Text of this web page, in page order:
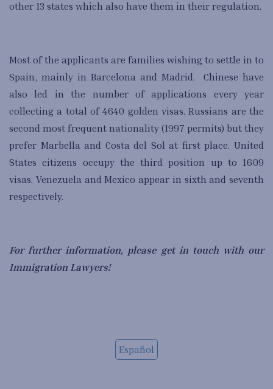
other 13 states which also have them in their regulation.
Most of the applicants are families wishing to settle in to
Spain, mainly in Barcelona and Madrid. Chinese have
also led in the number of applications every year
collecting a total of 4640 golden visas. Russians are the
second most frequent nationality (1997 permits) but they
prefer Marbella and Costa del Sol at first place. United
States citizens occupy the third position up to 1609
visas. Venezuela and Mexico appear in sixth and seventh
respectively.
For furtherinformation, please get in touch with our
Immigration Lawyers!
Español